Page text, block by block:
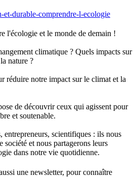
et-durable-comprendre-l-ecologie
l'écologie et le monde de demain !
climatique ? Quels impacts sur
nature ?
réduire notre impact sur le climat et la
de découvrir ceux qui agissent pour
et soutenable.
entrepreneurs, scientifiques : ils nous
société et nous partagerons leurs
dans notre vie quotidienne.
une newsletter, pour connaître